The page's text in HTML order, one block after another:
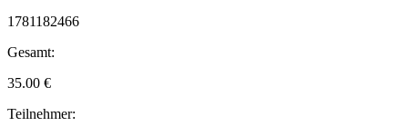
1781182466
Gesamt:
35.00 €
Teilnehmer: